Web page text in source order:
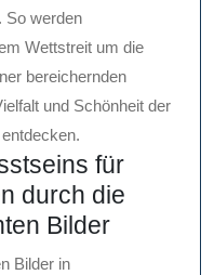
So werden
Wettstreit um die
bereichernden
und Schönheit der
für
durch die
Bilder
Bilder in